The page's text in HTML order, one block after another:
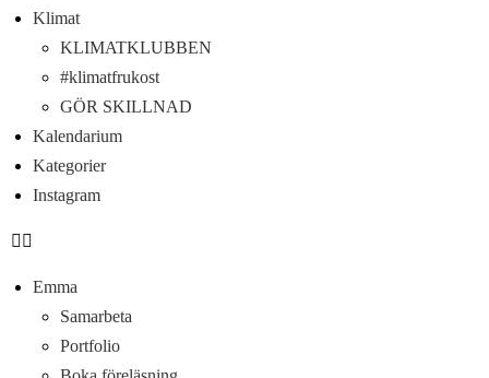
Klimat
KLIMATKLUBBEN
#klimatfrukost
GÖR SKILLNAD
Kalendarium
Kategorier
Instagram
Emma
Samarbeta
Portfolio